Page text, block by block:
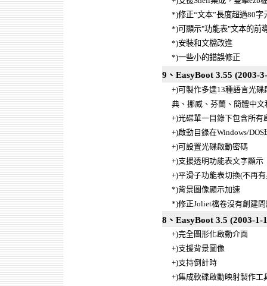
*)修正“文本”長度超過80字
*)可顯示"功能表"文本的前
*)安裝和文檔改進
*)一些小的錯誤修正
9、EasyBoot 3.55 (2003-
+)可製作多達13種語言光
典、挪威、芬蘭、簡體中文
+)光碟單一目錄下包含所有
+)啟動目錄在Windows/
+)可設置光碟啟動密碼
+)支援透明功能表文字顯示
+)平滑子功能表切換(不再
*)背景圖像顯示加速
*)修正Joliet檔卷沒有創建
8、EasyBoot 3.5 (2003-1-
+)完全圖形化啟動介面
+)支援背景圖像
+)支持倒計時
+)集成軟碟啟動映射製作工